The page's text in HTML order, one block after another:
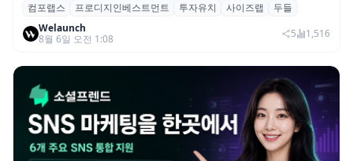
컴포랩스, 프로디지인베스트먼트로부터 시
드 투자 유치
컴포랩스 프로디지인베스트먼트 투자유치 사이즈랩
두들
Welaunch
8월 6일 오전 1:08
5 1,516